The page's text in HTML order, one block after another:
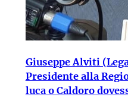
Giuseppe Alviti
Presidente alla
luca o Caldoro